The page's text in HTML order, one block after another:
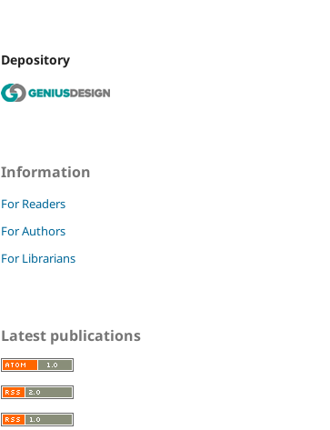
Depository
Information
For Readers
For Authors
For Librarians
Latest publications